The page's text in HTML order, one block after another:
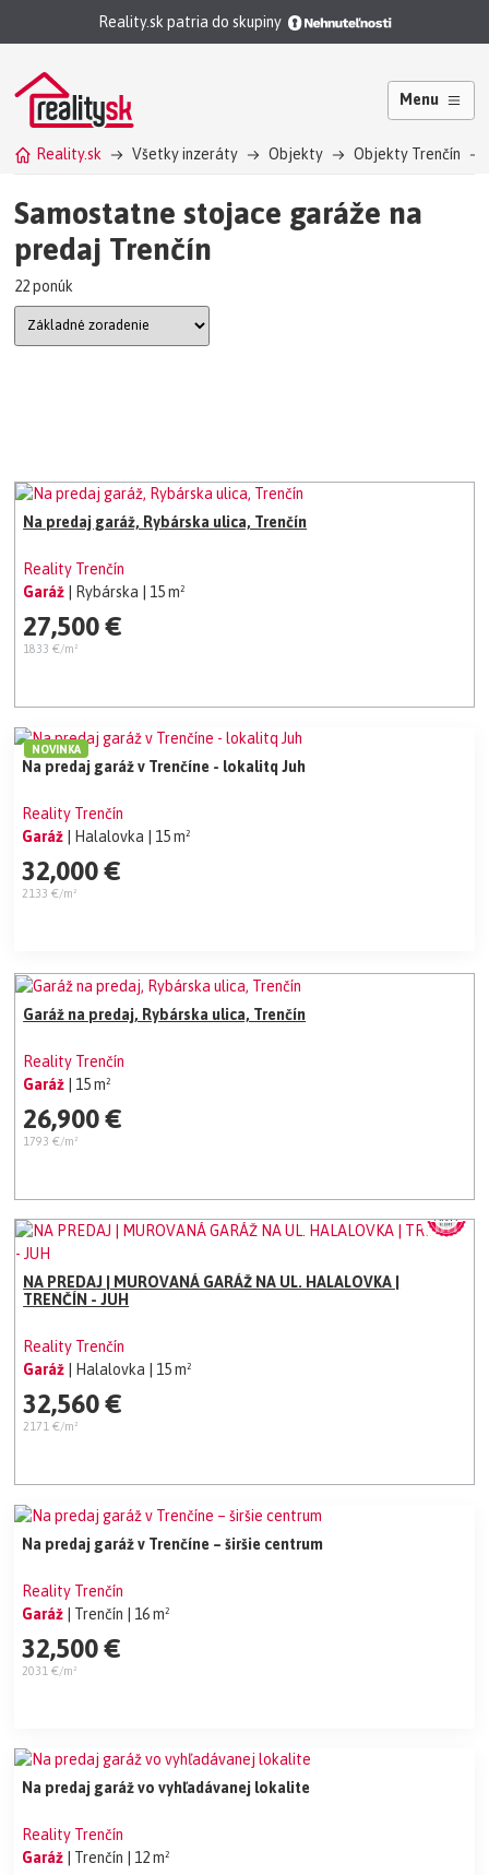
Reality.sk patria do skupiny
Menu
Reality.sk Všetky inzeráty Objekty Objekty Trenčín
Samostatne stojace garáže na
predaj Trenčín
22 ponúk
Na predaj garáž, Rybárska ulica, Trenčín
Reality Trenčín
Garáž
| Rybárska | 15 m²
27,500 €
1833 €/m²
Na predaj garáž v Trenčíne - lokalitq Juh
Reality Trenčín
Garáž
| Halalovka | 15 m²
32,000 €
2133 €/m²
NOVINKA
Garáž na predaj, Rybárska ulica, Trenčín
Reality Trenčín
Garáž | 15 m²
26,900 €
1793 €/m²
NA PREDAJ | MUROVANÁ GARÁŽ NA UL. HALALOVKA |
TRENČÍN - JUH
Reality Trenčín
Garáž
| Halalovka | 15 m²
32,560 €
2171 €/m²
Na predaj garáž v Trenčíne – širšie centrum
Reality Trenčín
Garáž
| Trenčín | 16 m²
32,500 €
2031 €/m²
Na predaj garáž vo vyhľadávanej lokalite
Reality Trenčín
Garáž
| Trenčín | 12 m²